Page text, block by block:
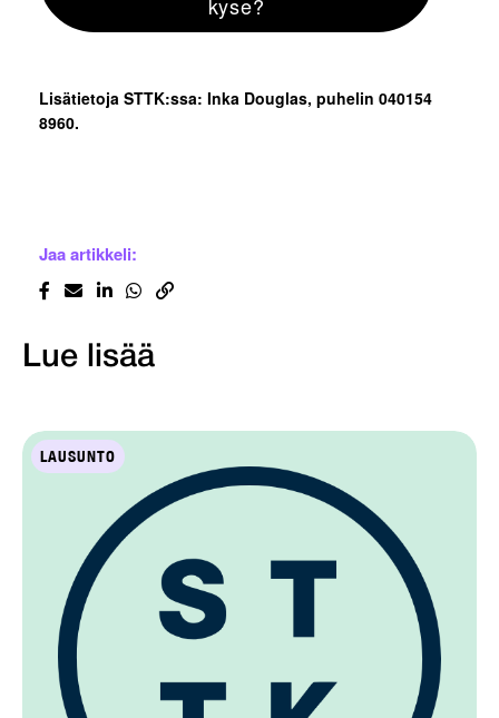
Lisätietoja STTK:ssa: Inka Douglas, puhelin 040154
8960.
Jaa artikkeli:
Lue lisää
LAUSUNTO